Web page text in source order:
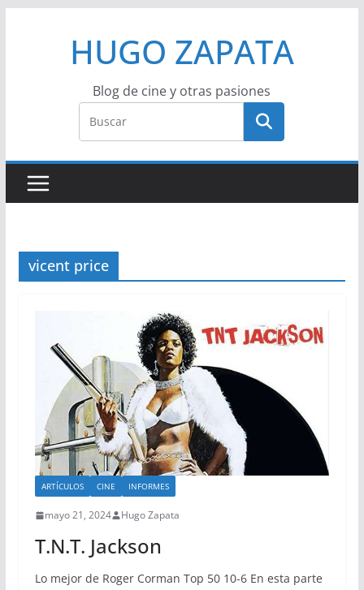
HUGO ZAPATA
Blog de cine y otras pasiones
vicent price
ARTÍCULOS CINE INFORMES
mayo 21, 2024 Hugo Zapata
T.N.T. Jackson
Lo mejor de Roger Corman Top 50 10-6 En esta parte